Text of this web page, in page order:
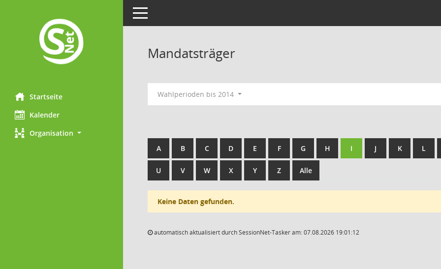
Startseite
Kalender
Organisation
Toggle navigation
Mandatsträger
Wahlperioden bis 2014
A B C D E F G H I J K L
U V W X Y Z Alle
Keine Daten gefunden.
automatisch aktualisiert durch SessionNet-Tasker am: 07.08.2026 19:01:12